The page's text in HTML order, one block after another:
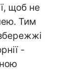
щоб не
Тим
-